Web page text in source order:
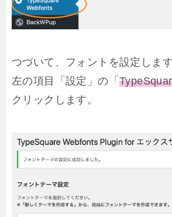
つづいて、フォントを設定しま
左の項目「設定」の「
クリックします。